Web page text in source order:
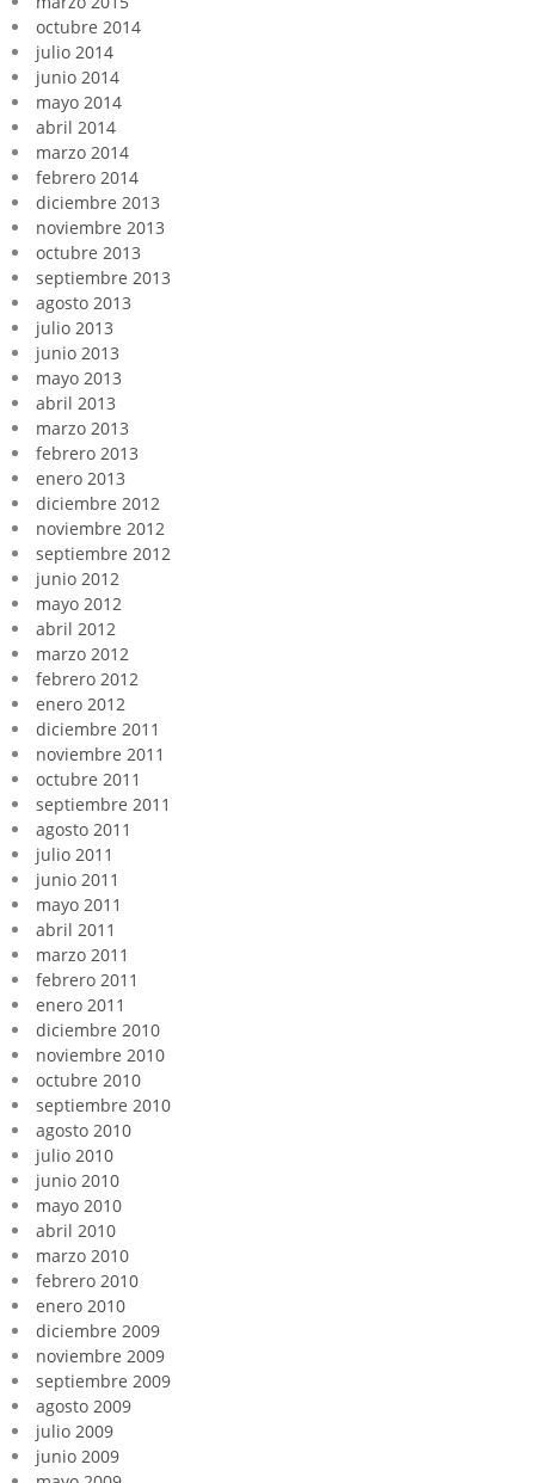
octubre 2014
julio 2014
junio 2014
mayo 2014
abril 2014
marzo 2014
febrero 2014
diciembre 2013
noviembre 2013
octubre 2013
septiembre 2013
agosto 2013
julio 2013
junio 2013
mayo 2013
abril 2013
marzo 2013
febrero 2013
enero 2013
diciembre 2012
noviembre 2012
septiembre 2012
junio 2012
mayo 2012
abril 2012
marzo 2012
febrero 2012
enero 2012
diciembre 2011
noviembre 2011
octubre 2011
septiembre 2011
agosto 2011
julio 2011
junio 2011
mayo 2011
abril 2011
marzo 2011
febrero 2011
enero 2011
diciembre 2010
noviembre 2010
octubre 2010
septiembre 2010
agosto 2010
julio 2010
junio 2010
mayo 2010
abril 2010
marzo 2010
febrero 2010
enero 2010
diciembre 2009
noviembre 2009
septiembre 2009
agosto 2009
julio 2009
junio 2009